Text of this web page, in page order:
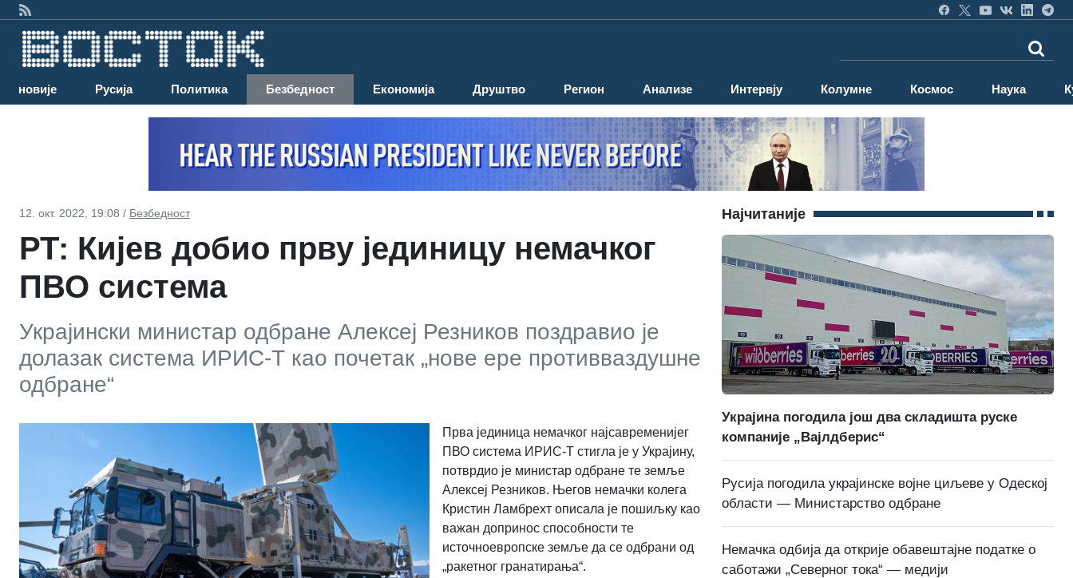
Најновије Русија Политика Безбедност Економија Друштво Регион Анализе Интервју Колумне Космос Наука
12. окт. 2022, 19:08 / Безбедност
РТ: Кијев добио прву јединицу немачког
ПВО система
Украјински министар одбране Алексеј Резников поздравио је
долазак система ИРИС-Т као почетак „нове ере противваздушне
одбране“
Прва јединица немачког најсавременијег
ПВО система ИРИС-Т стигла је у Украјину,
потврдио је министар одбране те земље
Алексеј Резников. Његов немачки колега
Кристин Ламбрехт описала је пошиљку као
важан допринос способности те
источноевропске земље да се одбрани од
„ракетног гранатирања“.
Најчитаније
Украјина погодила још два складишта руске
компаније „Вајлдберис“
Русија погодила украјинске војне циљеве у Одеској
области — Министарство одбране
Немачка одбија да открије обавештајне податке о
саботажи „Северног тока“ — медији